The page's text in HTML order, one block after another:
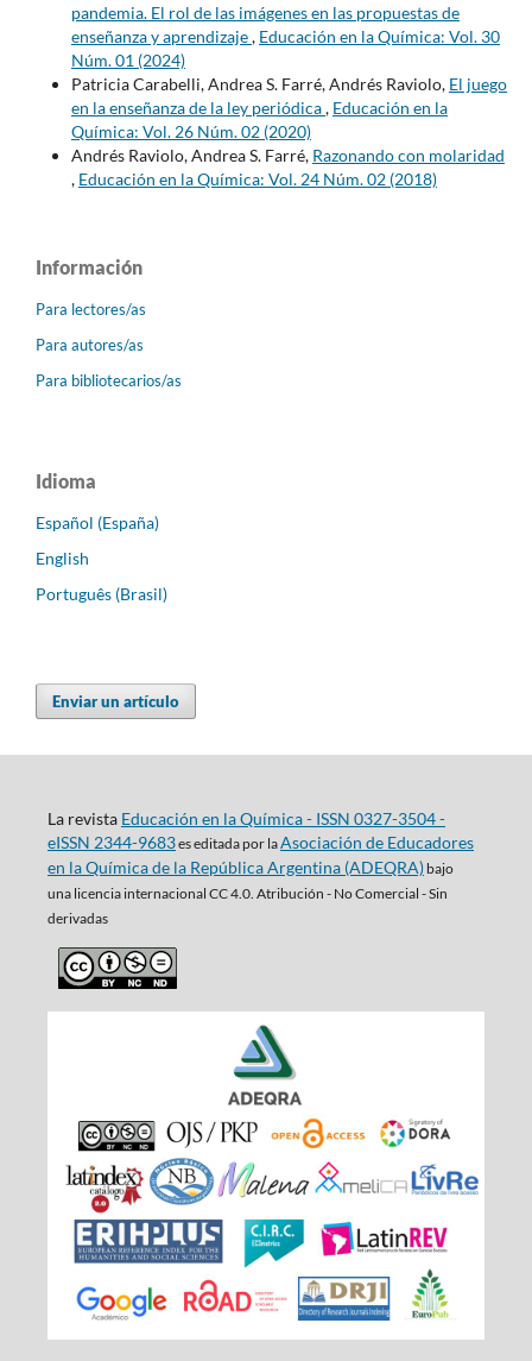
pandemia. El rol de las imágenes en las propuestas de
enseñanza y aprendizaje, Educación en la Química: Vol. 30
Núm. 01 (2024)
Patricia Carabelli, Andrea S. Farré, Andrés Raviolo, El juego
en la enseñanza de la ley periódica, Educación en la
Química: Vol. 26 Núm. 02 (2020)
Andrés Raviolo, Andrea S. Farré, Razonando con molaridad
, Educación en la Química: Vol. 24 Núm. 02 (2018)
Información
Para lectores/as
Para autores/as
Para bibliotecarios/as
Idioma
Español (España)
English
Português (Brasil)
Enviar un artículo
La revista Educación en la Química - ISSN 0327-3504 -
eISSN 2344-9683es editada por laAsociación de Educadores
en la Química de la República Argentina (ADEQRA)bajo
una licencia internacional CC 4.0. Atribución - No Comercial - Sin
derivadas